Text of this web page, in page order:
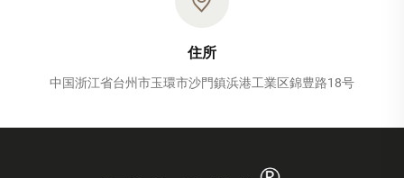
住所
中国浙江省台州市玉環市沙門鎮浜港工業区錦豊路18号